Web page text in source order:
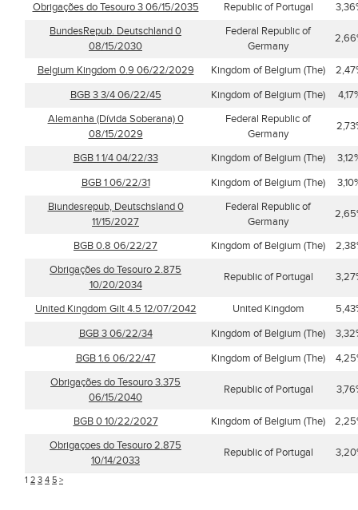
Obrigações do Tesouro 3 06/15/2035
Republic of Portugal
BundesRepub. Deutschland 0
08/15/2030
Federal Republic of
Germany
Belgium Kingdom 0.9 06/22/2029 Kingdom of Belgium (The)
BGB 3 3/4 06/22/45
Kingdom of Belgium (The)
Alemanha (Dívida Soberana) 0
08/15/2029
Federal Republic of
Germany
BGB 1 1/4 04/22/33 Kingdom of Belgium (The)
BGB 1 06/22/31
Kingdom of Belgium (The)
Biundesrepub, Deutschsland 0
11/15/2027
Federal Republic of
Germany
BGB 0.8 06/22/27 Kingdom of Belgium (The)
Obrigações do Tesouro 2.875
10/20/2034
Republic of Portugal
United Kingdom Gilt 4.5 12/07/2042 United Kingdom
BGB 3 06/22/34
Kingdom of Belgium (The)
BGB 1.6 06/22/47
Kingdom of Belgium (The)
Obrigações do Tesouro 3.375
06/15/2040
Republic of Portugal
BGB 0 10/22/2027 Kingdom of Belgium (The)
Obrigaçoes do Tesouro 2.875
10/14/2033
Republic of Portugal
1 2 3 4 5 >